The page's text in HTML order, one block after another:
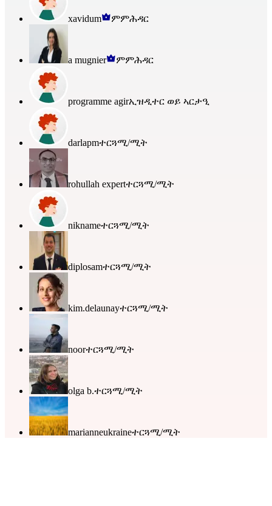
xavidum ምምሕዳር
a mugnier ምምሕዳር
programme agirኢዝዲተር ወይ ኣርታዒ
darlapmተርጓሚ/ሚት
rohullah expertተርጓሚ/ሚት
niknameተርጓሚ/ሚት
diplosamተርጓሚ/ሚት
kim.delaunayተርጓሚ/ሚት
noorተርጓሚ/ሚት
olga b.ተርጓሚ/ሚት
marianneukraineተርጓሚ/ሚት